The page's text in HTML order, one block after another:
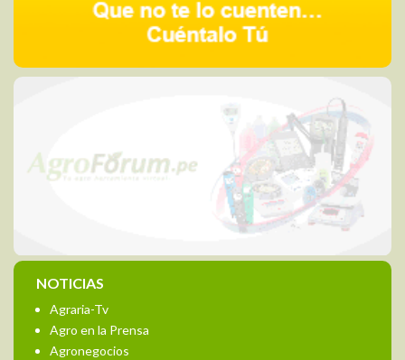
NOTICIAS
Agraria-Tv
Agro en la Prensa
Agronegocios